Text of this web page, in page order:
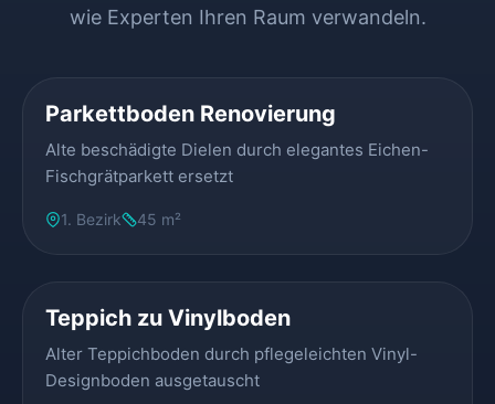
wie Experten Ihren Raum verwandeln.
Parkettboden Renovierung
Alte beschädigte Dielen durch elegantes Eichen-
Fischgrätparkett ersetzt
1. Bezirk 45 m²
Teppich zu Vinylboden
Alter Teppichboden durch pflegeleichten Vinyl-
Designboden ausgetauscht